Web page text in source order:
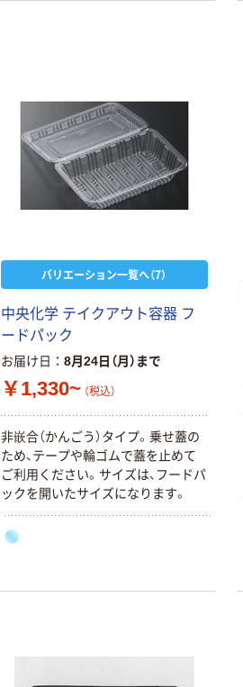
バリエーション一覧へ（7）
中央化学 テイクアウト容器 フ
ードパック
お届け日 8月24日（月）まで
￥1,330~ （税込）
非嵌合（かんごう）タイプ。乗せ蓋の
ため、テープや輪ゴムで蓋を止めて
ご利用ください。サイズは、フードパ
ックを開いたサイズになります。
ス1(アスクル限